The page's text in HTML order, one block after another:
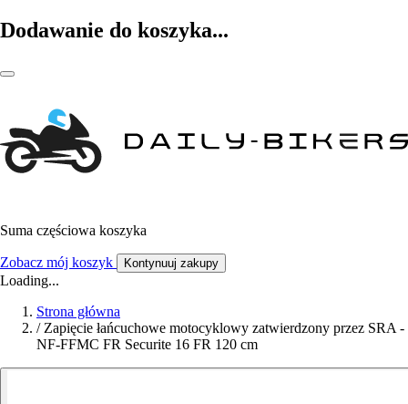
Dodawanie do koszyka...
Suma częściowa koszyka
Zobacz mój koszyk Kontynuuj zakupy
Loading...
Strona główna
/ Zapięcie łańcuchowe motocyklowy zatwierdzony przez SRA -
NF-FFMC FR Securite 16 FR 120 cm